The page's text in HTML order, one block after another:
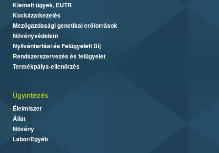
Kiemelt ügyek, EUTR
Kockázatkezelés
Mezőgazdasági genetikai erőforrások
Növényvédelem
Nyilvántartási és Felügyeleti Díj
Rendszerszervezés és felügyelet
Termékpálya-ellenőrzés
Ügyintézés
Élelmiszer
Állat
Növény
Labor/Egyéb